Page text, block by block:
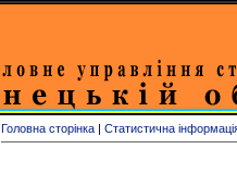
Головна сторінка | Статистична